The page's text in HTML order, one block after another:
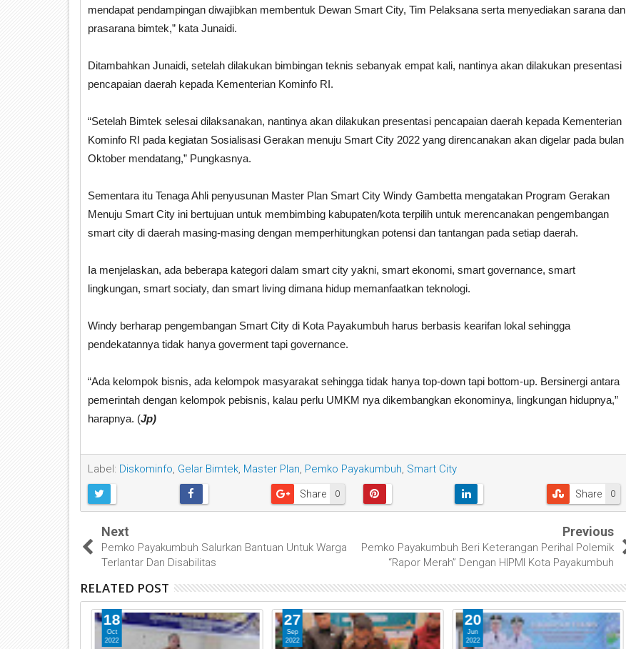
mendapat pendampingan diwajibkan membentuk Dewan Smart City, Tim Pelaksana serta menyediakan sarana dan
prasarana bimtek,” kata Junaidi.
Ditambahkan Junaidi, setelah dilakukan bimbingan teknis sebanyak empat kali, nantinya akan dilakukan presentasi
pencapaian daerah kepada Kementerian Kominfo RI.
“Setelah Bimtek selesai dilaksanakan, nantinya akan dilakukan presentasi pencapaian daerah kepada Kementerian
Kominfo RI pada kegiatan Sosialisasi Gerakan menuju Smart City 2022 yang direncanakan akan digelar pada bulan
Oktober mendatang,” Pungkasnya.
Sementara itu Tenaga Ahli penyusunan Master Plan Smart City Windy Gambetta mengatakan Program Gerakan
Menuju Smart City ini bertujuan untuk membimbing kabupaten/kota terpilih untuk merencanakan pengembangan
smart city di daerah masing-masing dengan memperhitungkan potensi dan tantangan pada setiap daerah.
Ia menjelaskan, ada beberapa kategori dalam smart city yakni, smart ekonomi, smart governance, smart
lingkungan, smart sociaty, dan smart living dimana hidup memanfaatkan teknologi.
Windy berharap pengembangan Smart City di Kota Payakumbuh harus berbasis kearifan lokal sehingga
pendekatannya tidak hanya goverment tapi governance.
“Ada kelompok bisnis, ada kelompok masyarakat sehingga tidak hanya top-down tapi bottom-up. Bersinergi antara
pemerintah dengan kelompok pebisnis, kalau perlu UMKM nya dikembangkan ekonominya, lingkungan hidupnya,”
harapnya. (Jp)
Label: Diskominfo, Gelar Bimtek, Master Plan, Pemko Payakumbuh, Smart City
0
Share 0
Share
Next
Pemko Payakumbuh Salurkan Bantuan Untuk Warga
Terlantar Dan Disabilitas
Previous
Pemko Payakumbuh Beri Keterangan Perihal Polemik
“Rapor Merah” Dengan HIPMI Kota Payakumbuh
RELATED POST
18
Oct
2022
27
Sep
2022
20
Jun
2022